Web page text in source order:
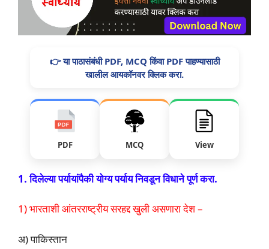
👉 या पाठासंबंधी PDF, MCQ किंवा PDF पाहण्यासाठी
खालील आयकॉनवर क्लिक करा.
PDF MCQ View
1. दिलेल्या पर्यायांपैकी योग्य पर्याय निवडून विधाने पूर्ण करा.
1) भारताशी आंतरराष्ट्रीय सरहद्द खुली असणारा देश –
अ) पाकिस्तान